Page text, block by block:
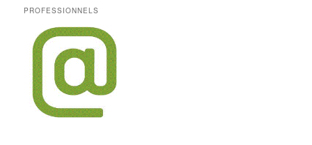
PROFESSIONNELS